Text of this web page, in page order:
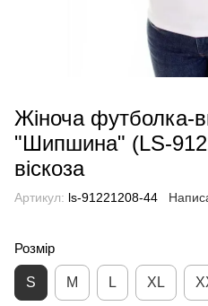
Жіноча футболка-
"Шипшина" (LS-
віскоза
Артикул: ls-91221208-44
Розмір
S M L XL